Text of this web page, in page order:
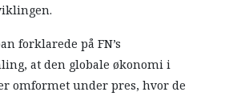
forklarede på FN’s
at den globale økonomi i
omformet under pres, hvor de